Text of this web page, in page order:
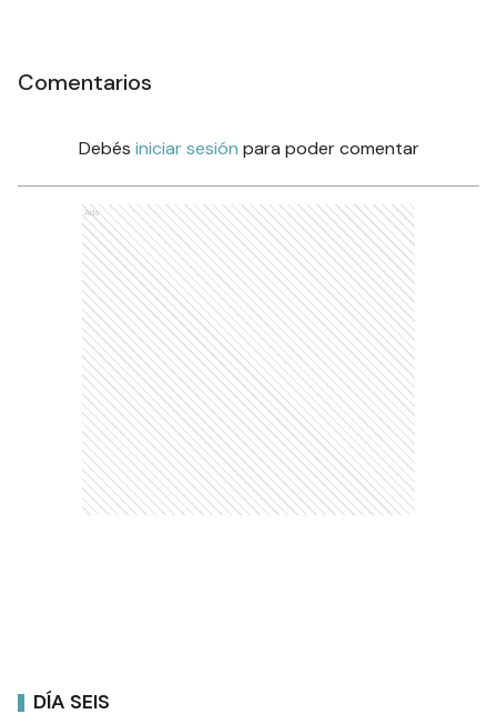
Comentarios
Debés iniciar sesión para poder comentar
Ads
DÍA SEIS